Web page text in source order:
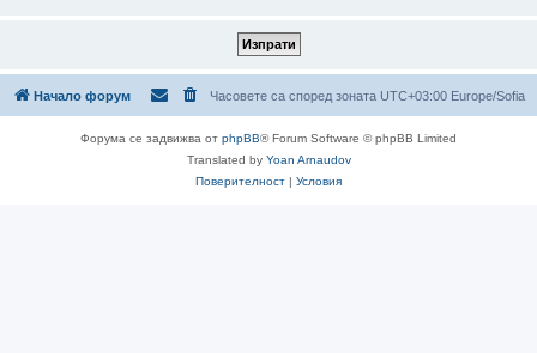
Начало форум Часовете са според зоната UTC+03:00 Europe/Sofia
Форума се задвижва от phpBB® Forum Software © phpBB Limited
Translated by Yoan Arnaudov
Поверителност | Условия